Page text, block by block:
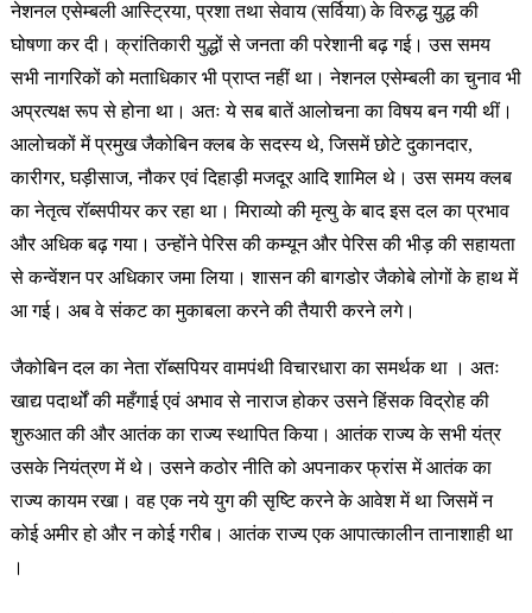
नेशनल एसेम्बली आस्ट्रिया, प्रशा तथा सेवाय (सर्विया) के विरुद्ध युद्ध की
घोषणा कर दी। क्रांतिकारी युद्धों से जनता की परेशानी बढ़ गई। उस समय
सभी नागरिकों को मताधिकार भी प्राप्त नहीं था। नेशनल एसेम्बली का चुनाव भी
अप्रत्यक्ष रूप से होना था। अतः ये सब बातें आलोचना का विषय बन गयी थीं।
आलोचकों में प्रमुख जैकोबिन क्लब के सदस्य थे, जिसमें छोटे दुकानदार,
कारीगर, घड़ीसाज, नौकर एवं दिहाड़ी मजदूर आदि शामिल थे। उस समय क्लब
का नेतृत्व रॉब्सपीयर कर रहा था। मिराव्यो की मृत्यु के बाद इस दल का प्रभाव
और अधिक बढ़ गया। उन्होंने पेरिस की कम्यून और पेरिस की भीड़ की सहायता
से कन्वेंशन पर अधिकार जमा लिया। शासन की बागडोर जैकोबे लोगों के हाथ में
आ गई। अब वे संकट का मुकाबला करने की तैयारी करने लगे।
जैकोबिन दल का नेता रॉब्सपियर वामपंथी विचारधारा का समर्थक था । अतः
खाद्य पदार्थों की महँगाई एवं अभाव से नाराज होकर उसने हिंसक विद्रोह की
शुरुआत की और आतंक का राज्य स्थापित किया। आतंक राज्य के सभी यंत्र
उसके नियंत्रण में थे। उसने कठोर नीति को अपनाकर फ्रांस में आतंक का
राज्य कायम रखा। वह एक नये युग की सृष्टि करने के आवेश में था जिसमें न
कोई अमीर हो और न कोई गरीब। आतंक राज्य एक आपात्कालीन तानाशाही था
।